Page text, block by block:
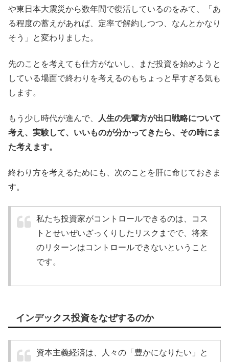
や東日本大震災から数年間で復活しているのをみて、「あ
る程度の蓄えがあれば、定率で解約しつつ、なんとかなり
そう」と変わりました。
先のことを考えても仕方がないし、まだ投資を始めようと
している場面で終わりを考えるのもちょっと早すぎる気も
します。
もう少し時代が進んで、
人生の先輩方が出口戦略について
考え、実験して、いいものが分かってきたら、その時にま
た考えます。
終わり方を考えるためにも、次のことを肝に命じておきま
す。
私たち投資家がコントロールできるのは、コス
トとせいぜいざっくりしたリスクまでで、将来
のリターンはコントロールできないということ
です。
インデックス投資をなぜするのか
資本主義経済は、人々の「豊かになりたい」と